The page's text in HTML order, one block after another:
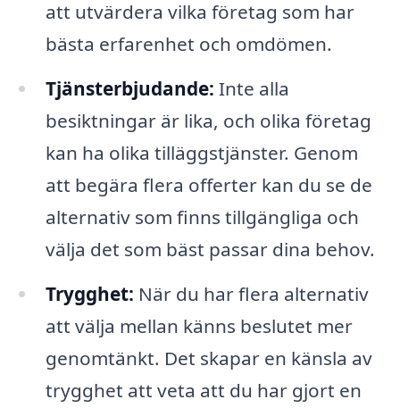
att utvärdera vilka företag som har
bästa erfarenhet och omdömen.
Tjänsterbjudande: Inte alla
besiktningar är lika, och olika företag
kan ha olika tilläggstjänster. Genom
att begära flera offerter kan du se de
alternativ som finns tillgängliga och
välja det som bäst passar dina behov.
Trygghet: När du har flera alternativ
att välja mellan känns beslutet mer
genomtänkt. Det skapar en känsla av
trygghet att veta att du har gjort en